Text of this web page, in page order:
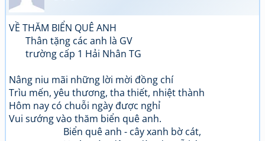
VỀ THĂM BIỂN QUÊ ANH
Thân tặng các anh là GV
trường cấp 1 Hải Nhân TG
Nâng niu mãi những lời mời đồng chí
Trìu mến, yêu thương, tha thiết, nhiệt thành
Hôm nay có chuỗi ngày được nghỉ
Vui sướng vào thăm biển quê anh.
Biển quê anh - cây xanh bờ cát,